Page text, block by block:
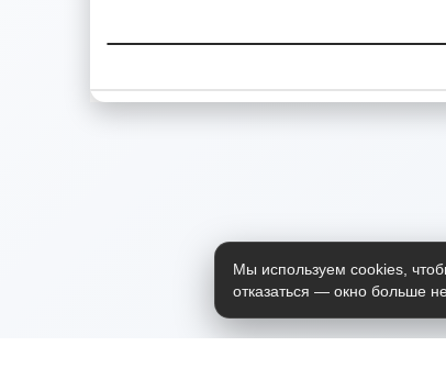
Мы используем cookies,
отказаться — окно больше